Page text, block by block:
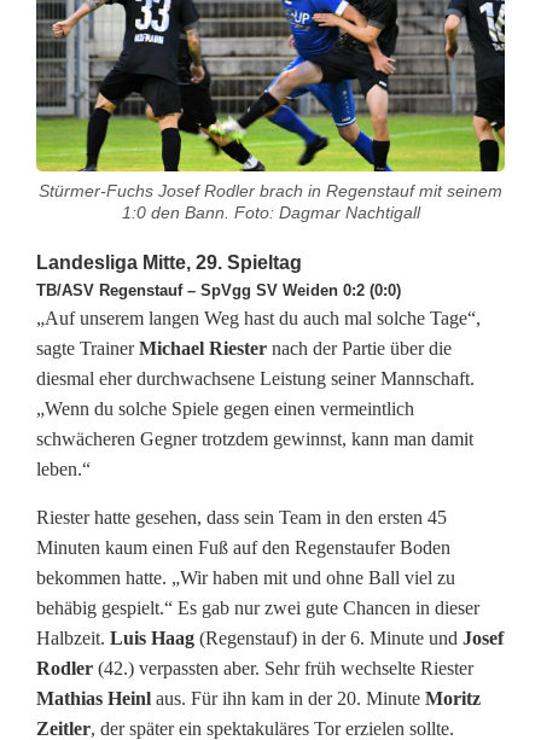
t
z
v
i
e
l
S
a
n
d
i
m
G
e
t
r
Stürmer-Fuchs Josef Rodler brach in Regenstauf mit seinem
1:0 den Bann. Foto: Dagmar Nachtigall
Landesliga Mitte, 29. Spieltag
TB/ASV Regenstauf – SpVgg SV Weiden 0:2 (0:0)
„Auf unserem langen Weg hast du auch mal solche Tage“,
sagte TrainerMichael Riester nach der Partie über die
diesmal eher durchwachsene Leistung seiner Mannschaft.
„Wenn du solche Spiele gegen einen vermeintlich
schwächeren Gegner trotzdem gewinnst, kann man damit
leben.“
Riester hatte gesehen, dass sein Team in den ersten 45
Minuten kaum einen Fuß auf den Regenstaufer Boden
bekommen hatte. „Wir haben mit und ohne Ball viel zu
behäbig gespielt.“ Es gab nur zwei gute Chancen in dieser
Halbzeit. Luis Haag (Regenstauf) in der 6. Minute und Josef
Rodler (42.) verpassten aber. Sehr früh wechselte Riester
Mathias Heinl aus. Für ihn kam in der 20. Minute Moritz
Zeitler, der später ein spektakuläres Tor erzielen sollte.